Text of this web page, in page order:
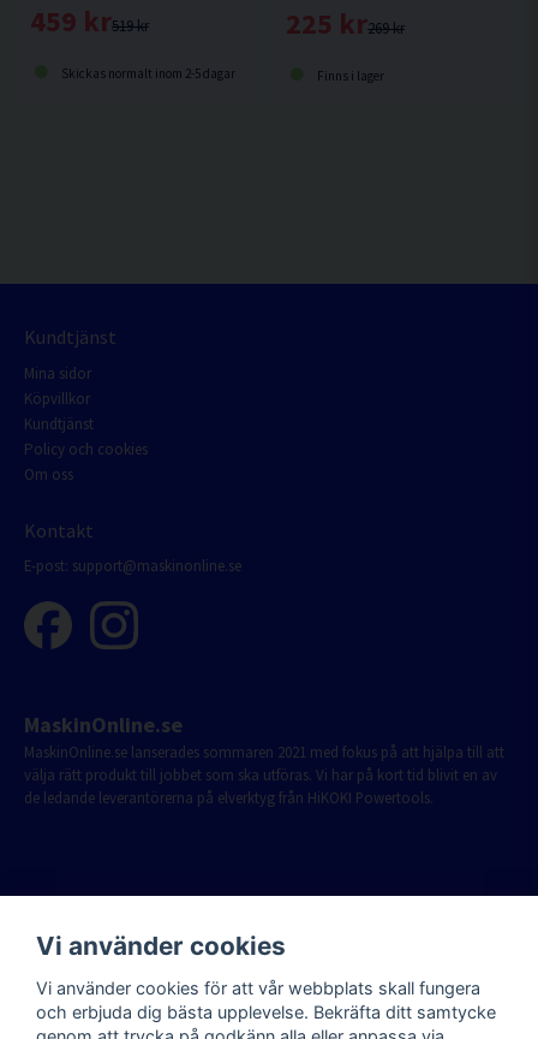
519 kr
459 kr
Skickas normalt inom 2-5 dagar
269 kr
225 kr
Finns i lager
Kundtjänst
Mina sidor
Köpvillkor
Kundtjänst
Policy och cookies
Om oss
Kontakt
E-post: support@maskinonline.se
MaskinOnline.se
MaskinOnline.se lanserades sommaren 2021 med fokus på att hjälpa till att
välja rätt produkt till jobbet som ska utföras. Vi har på kort tid blivit en av
de ledande leverantörerna på elverktyg från HiKOKI Powertools.
Vi använder cookies
Vi använder cookies för att vår webbplats skall fungera
och erbjuda dig bästa upplevelse. Bekräfta ditt samtycke